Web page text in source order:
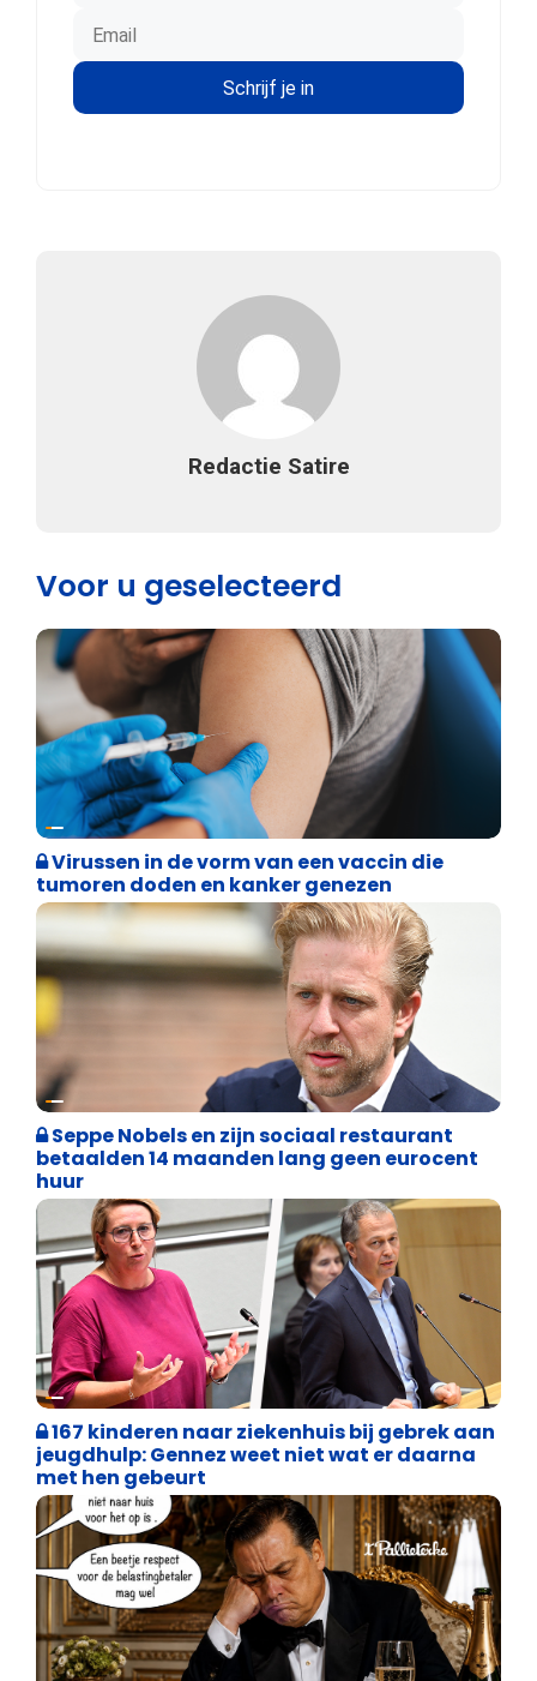
Redactie Satire
Voor u geselecteerd
Weekblad 't Pallieterke
Virussen in de vorm van een vaccin die
tumoren doden en kanker genezen
Binnenland politiek
Seppe Nobels en zijn sociaal restaurant
betaalden 14 maanden lang geen eurocent
huur
Binnenland politiek
167 kinderen naar ziekenhuis bij gebrek aan
jeugdhulp: Gennez weet niet wat er daarna
met hen gebeurt